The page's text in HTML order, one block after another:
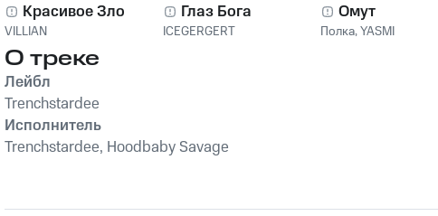
Красивое Зло
VILLIAN
Глаз Бога
ICEGERGERT
Омут
Полка,YASMI
О треке
Лейбл
Trenchstardee
Исполнитель
Trenchstardee, Hoodbaby Savage